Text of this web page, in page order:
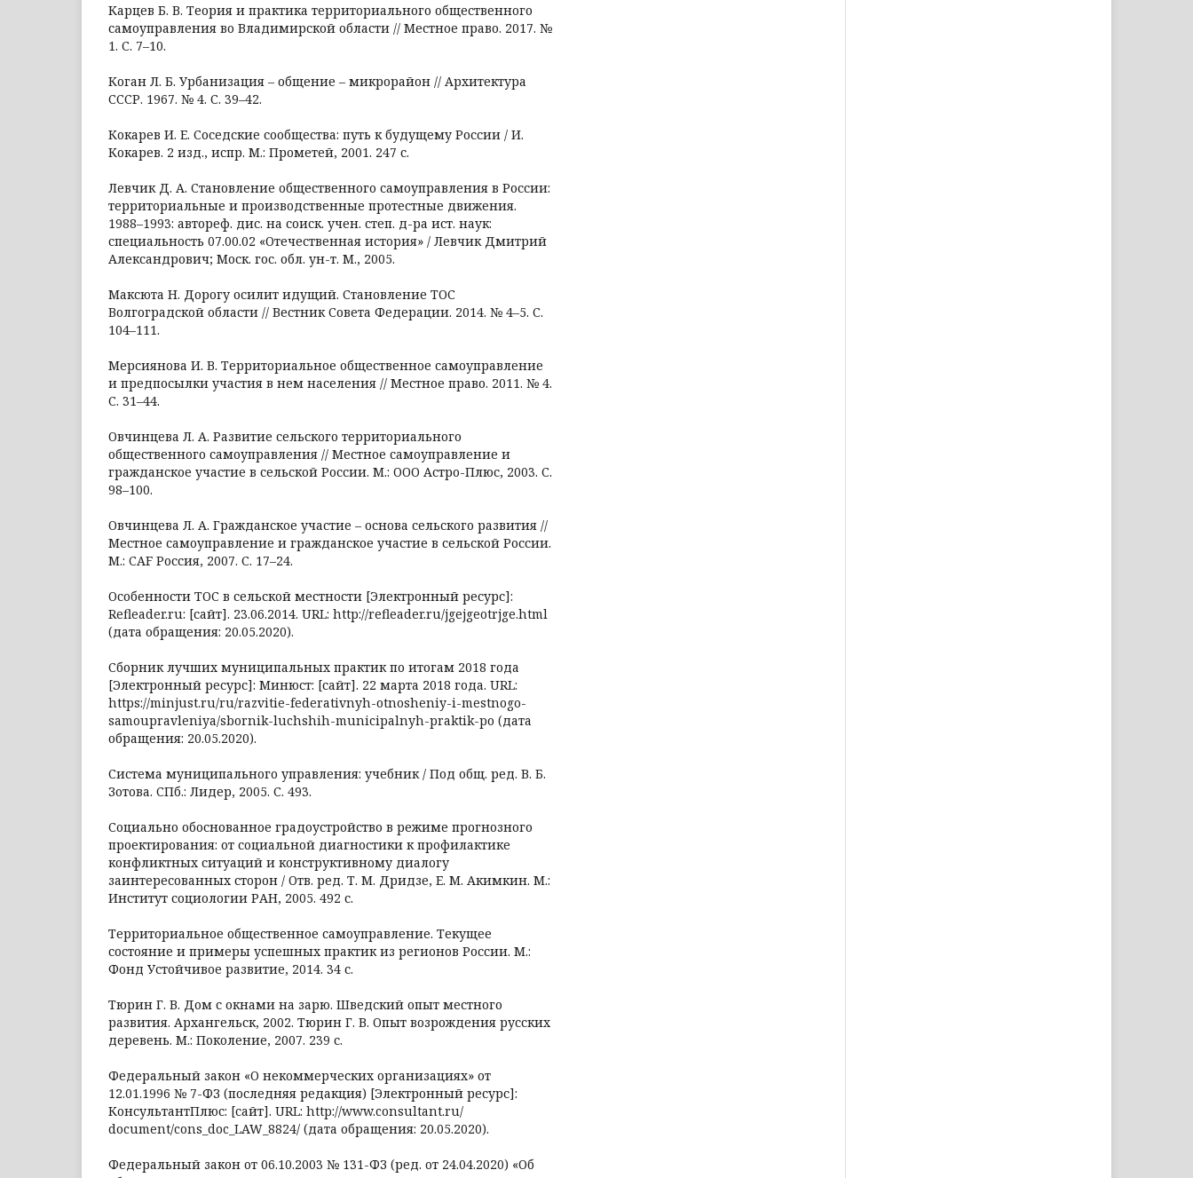
Карцев Б. В. Теория и практика территориального общественного
самоуправления во Владимирской области // Местное право. 2017. №
1. С. 7–10.
Коган Л. Б. Урбанизация – общение – микрорайон // Архитектура
СССР. 1967. № 4. С. 39–42.
Кокарев И. Е. Соседские сообщества: путь к будущему России / И.
Кокарев. 2 изд., испр. М.: Прометей, 2001. 247 с.
Левчик Д. А. Становление общественного самоуправления в России:
территориальные и производственные протестные движения.
1988–1993: автореф. дис. на соиск. учен. степ. д-ра ист. наук:
специальность 07.00.02 «Отечественная история» / Левчик Дмитрий
Александрович; Моск. гос. обл. ун-т. М., 2005.
Максюта Н. Дорогу осилит идущий. Становление ТОС
Волгоградской области // Вестник Совета Федерации. 2014. № 4–5. С.
104–111.
Мерсиянова И. В. Территориальное общественное самоуправление
и предпосылки участия в нем населения // Местное право. 2011. № 4.
С. 31–44.
Овчинцева Л. А. Развитие сельского территориального
общественного самоуправления // Местное самоуправление и
гражданское участие в сельской России. М.: ООО Астро-Плюс, 2003. С.
98–100.
Овчинцева Л. А. Гражданское участие – основа сельского развития //
Местное самоуправление и гражданское участие в сельской России.
М.: CAF Россия, 2007. С. 17–24.
Особенности ТОС в сельской местности [Электронный ресурс]:
Refleader.ru: [сайт]. 23.06.2014. URL: http://refleader.ru/jgejgeotrjge.html
(дата обращения: 20.05.2020).
Сборник лучших муниципальных практик по итогам 2018 года
[Электронный ресурс]: Минюст: [сайт]. 22 марта 2018 года. URL:
https://minjust.ru/ru/razvitie-federativnyh-otnosheniy-i-mestnogo-
samoupravleniya/sbornik-luchshih-municipalnyh-praktik-po (дата
обращения: 20.05.2020).
Система муниципального управления: учебник / Под общ. ред. В. Б.
Зотова. СПб.: Лидер, 2005. С. 493.
Социально обоснованное градоустройство в режиме прогнозного
проектирования: от социальной диагностики к профилактике
конфликтных ситуаций и конструктивному диалогу
заинтересованных сторон / Отв. ред. Т. М. Дридзе, Е. М. Акимкин. М.:
Институт социологии РАН, 2005. 492 с.
Территориальное общественное самоуправление. Текущее
состояние и примеры успешных практик из регионов России. М.:
Фонд Устойчивое развитие, 2014. 34 с.
Тюрин Г. В. Дом с окнами на зарю. Шведский опыт местного
развития. Архангельск, 2002. Тюрин Г. В. Опыт возрождения русских
деревень. М.: Поколение, 2007. 239 с.
Федеральный закон «О некоммерческих организациях» от
12.01.1996 № 7-ФЗ (последняя редакция) [Электронный ресурс]:
КонсультантПлюс: [сайт]. URL: http://www.consultant.ru/
document/cons_doc_LAW_8824/ (дата обращения: 20.05.2020).
Федеральный закон от 06.10.2003 № 131-ФЗ (ред. от 24.04.2020) «Об